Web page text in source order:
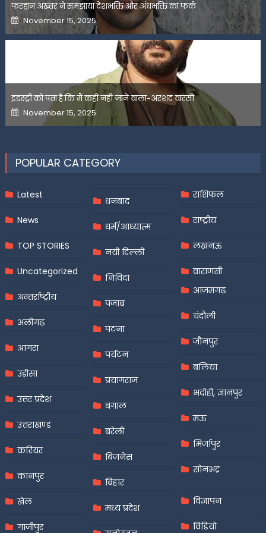
फरहान अख्तर ने समझाया देशभक्ति और अंधभक्ति का फर्क
Posted
on
November 15, 2025
इंडस्ट्री को पता है कि मैं कहीं नहीं जाने वाला-अरशद वारसी
Posted
on
November 15, 2025
POPULAR CATEGORY
Latest
News
TOP STORIES
Uncategorized
अन्तर्राष्ट्रीय
अलीगढ़
आगरा
उड़ीसा
उत्तर प्रदेश
उत्तराखण्ड
करियर
कानपुर
खेल
गाजीपुर
धनबाद
धर्म/आध्यात्म
नयी दिल्ली
निविदा
पंजाब
पटना
पर्यटन
प्रयागराज
बंगाल
बरेली
बिजनेस
बिहार
मध्य प्रदेश
राशिफल
राष्ट्रीय
लखनऊ
वाराणसी
आज़मगढ़
चंदौली
जौनपुर
बलिया
भदोही, ज्ञानपुर
मऊ
मिर्जापुर
सोनभद्र
विज्ञापन
विडियो